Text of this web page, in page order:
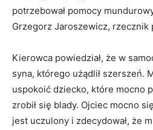
potrzebował pomocy
Grzegorz Jaroszewicz, rzecznik
Kierowca powiedział, że w
syna, którego użądlił szerszeń.
uspokoić dziecko, które mocno
zrobił się blady. Ojciec mocno
jest uczulony i zdecydował, że